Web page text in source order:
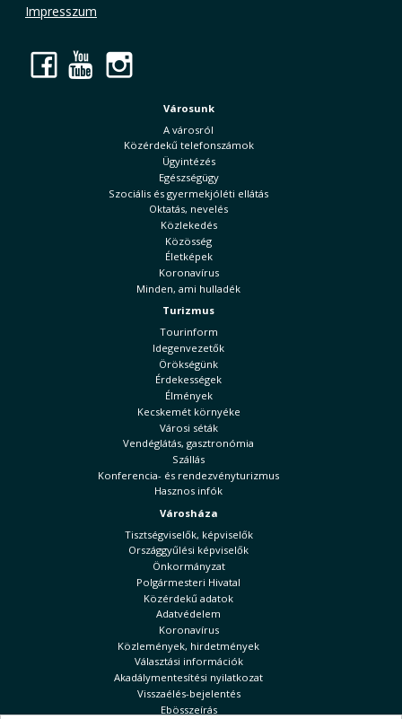
Impresszum
Facebook
YouTube
Városunk
A városról
Közérdekű telefonszámok
Ügyintézés
Egészségügy
Szociális és gyermekjóléti ellátás
Oktatás, nevelés
Közlekedés
Közösség
Életképek
Koronavírus
Minden, ami hulladék
Turizmus
Tourinform
Idegenvezetők
Örökségünk
Érdekességek
Élmények
Kecskemét környéke
Városi séták
Vendéglátás, gasztronómia
Szállás
Konferencia- és rendezvényturizmus
Hasznos infók
Városháza
Tisztségviselők, képviselők
Országgyűlési képviselők
Önkormányzat
Polgármesteri Hivatal
Közérdekű adatok
Adatvédelem
Koronavírus
Közlemények, hirdetmények
Választási információk
Akadálymentesítési nyilatkozat
Visszaélés-bejelentés
Ebösszeírás